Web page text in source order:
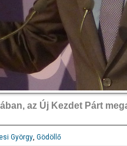
az Új Kezdet Párt
György, Gödöllő